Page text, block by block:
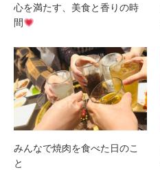
心を満たす、美食と香りの時
間
みんなで焼肉を食べた日のこ
と